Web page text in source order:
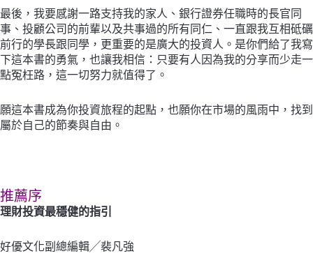
最後，我要感謝一路支持我的家人、銀行證券任職時的長官同
事、投顧公司的前輩以及共事過的所有同仁、一直跟我互相砥礪
前行的學長跟同學，更重要的是廣大的投資人。是你們給了我寫
下這本書的勇氣，也讓我相信：只要有人因為我的分享而少走一
點冤枉路，這一切努力就值得了。
願這本書成為你投資旅程的起點，也願你在市場的風雨中，找到
屬於自己的節奏與自由。
推薦序
理財投資最穩健的指引
好優文化副總編輯╱裴凡強